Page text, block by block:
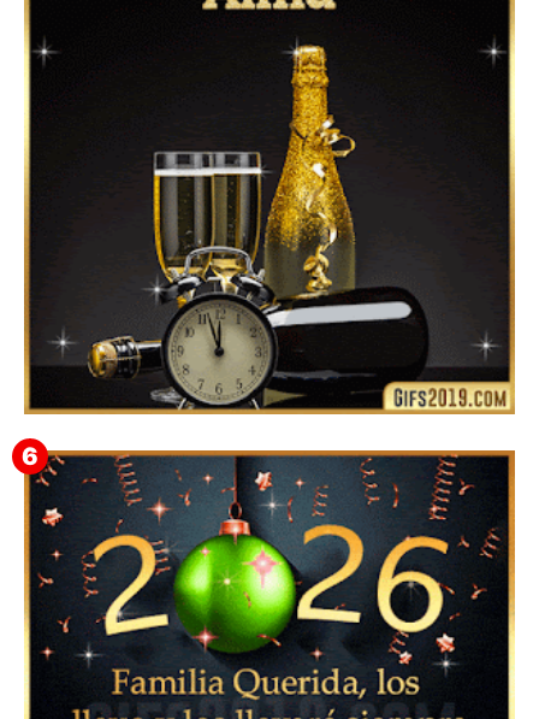
Feliz Año Nuevo 2024: Mensajes, Frases, Imágenes
GIF para Compartir en WhatsApp, Telegram e
Instagram
Feliz Año Nuevo Alma